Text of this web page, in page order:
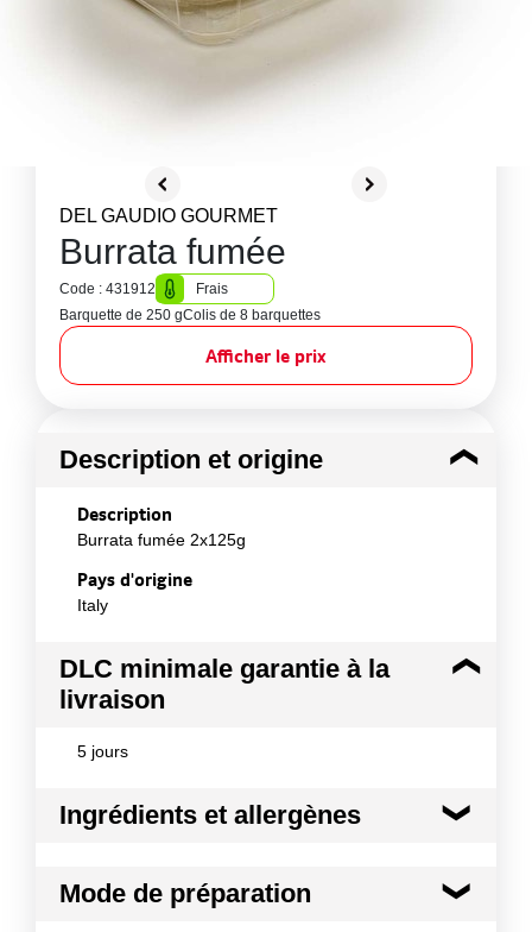
DEL GAUDIO GOURMET
Burrata fumée
Code : 431912
Frais
Barquette de 250 gColis de 8 barquettes
Afficher le prix
Description et origine
Description
Burrata fumée 2x125g
Pays d'origine
Italy
DLC minimale garantie à la
livraison
5 jours
Ingrédients et allergènes
LAIT pasteurisé, CREME UHT (50%), sel, présure,
Mode de préparation